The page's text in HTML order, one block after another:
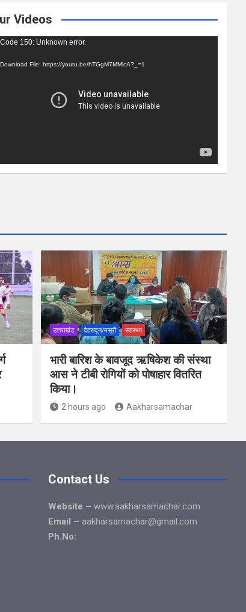
Videos
Code 150: Unknown error.
Download File: https://youtu.be/hTGgM7MMlcA?_=1
उत्तराखंड देहरादून/मसूरी स्वास्थ्य
भारी बारिश के बावजूद ऋषिकेश की संस्था
आस ने टीबी रोगियों को पोषाहार वितरित
किया।
2 hours ago Aakharsamachar
Contact Us
Website – www.aakharsamachar.com
Email – aakharsamachar@gmail.com
Ph.No: